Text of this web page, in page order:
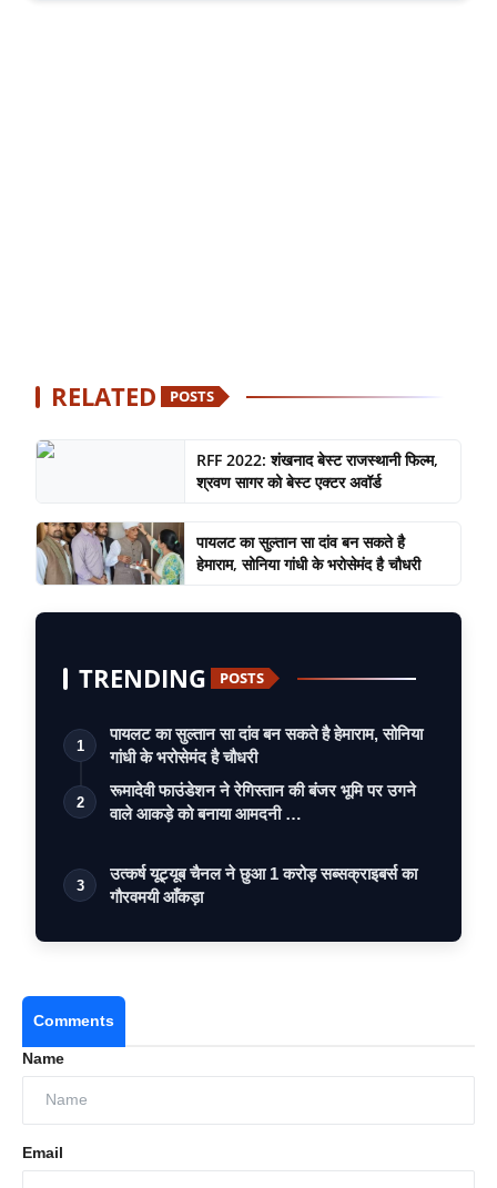
RELATED POSTS
RFF 2022: शंखनाद बेस्ट राजस्थानी फिल्म,
श्रवण सागर को बेस्ट एक्टर अवॉर्ड
पायलट का सुल्तान सा दांव बन सकते है
हेमाराम, सोनिया गांधी के भरोसेमंद है चौधरी
TRENDING POSTS
1
पायलट का सुल्तान सा दांव बन सकते है हेमाराम, सोनिया
गांधी के भरोसेमंद है चौधरी
2
रूमादेवी फाउंडेशन ने रेगिस्तान की बंजर भूमि पर उगने
वाले आकड़े को बनाया आमदनी …
3
उत्कर्ष यूट्यूब चैनल ने छुआ 1 करोड़ सब्सक्राइबर्स का
गौरवमयी आँकड़ा
Comments
Name
Email